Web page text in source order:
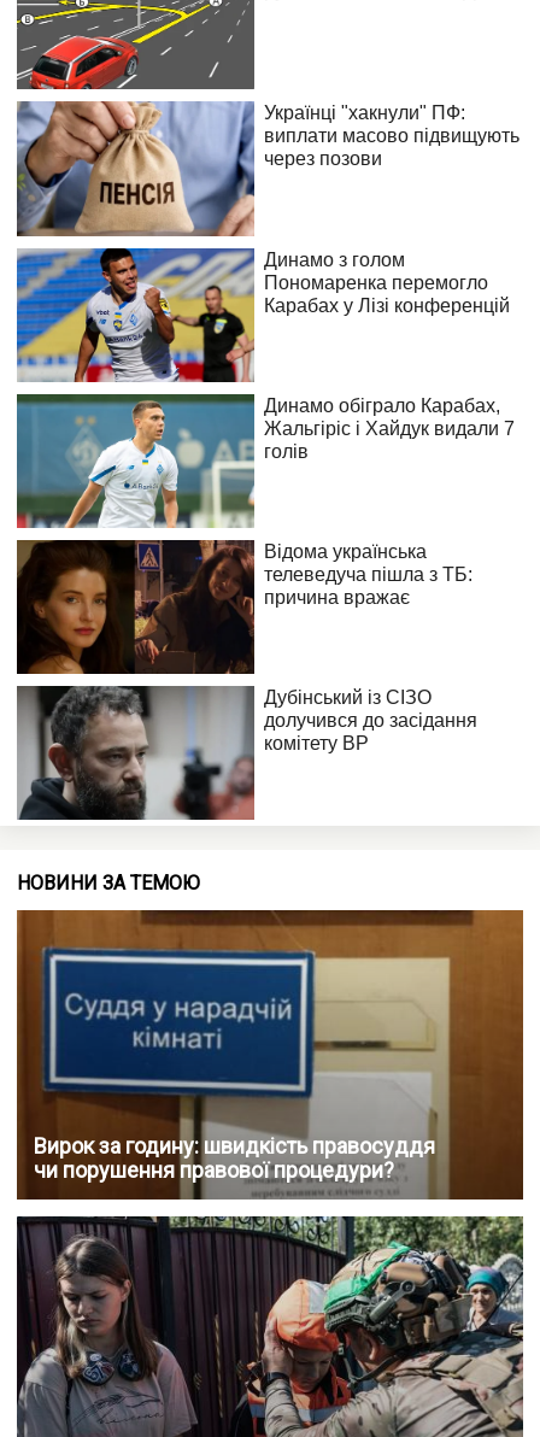
НОВИНИ ЗА ТЕМОЮ
Вирок за годину: швидкість правосуддя
чи порушення правової процедури?